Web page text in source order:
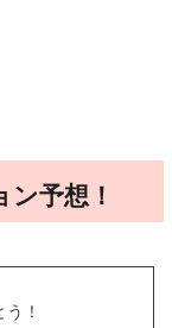
予想！
！